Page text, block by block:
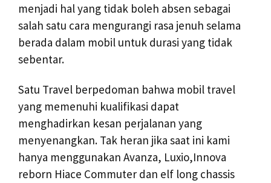
menjadi hal yang tidak boleh absen sebagai
salah satu cara mengurangi rasa jenuh selama
berada dalam mobil untuk durasi yang tidak
sebentar.
Satu Travel berpedoman bahwa mobil travel
yang memenuhi kualifikasi dapat
menghadirkan kesan perjalanan yang
menyenangkan. Tak heran jika saat ini kami
hanya menggunakan Avanza, Luxio,Innova
reborn Hiace Commuter dan elf long chassis